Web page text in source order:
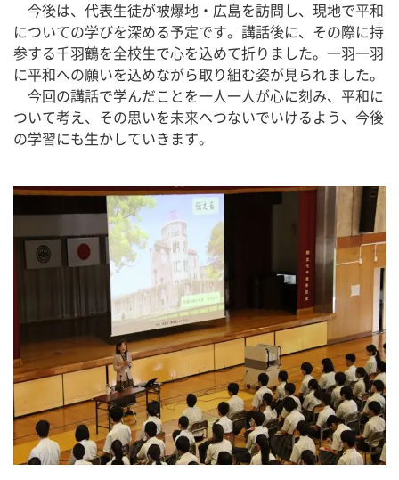
今後は、代表生徒が被爆地・広島を訪問し、現地で平和
についての学びを深める予定です。講話後に、その際に持
参する千羽鶴を全校生で心を込めて折りました。一羽一羽
に平和への願いを込めながら取り組む姿が見られました。
今回の講話で学んだことを一人一人が心に刻み、平和に
ついて考え、その思いを未来へつないでいけるよう、今後
の学習にも生かしていきます。